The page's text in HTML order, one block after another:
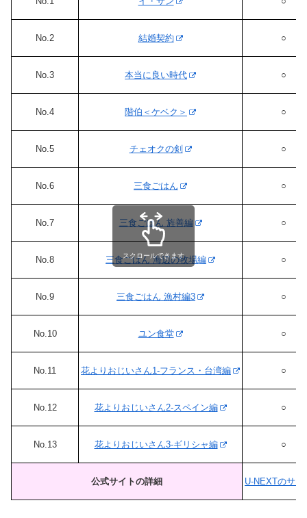
No.2 結婚契約 ○
No.3 本当に良い時代 ○
No.4 階伯＜ケベク＞ ○
No.5 チェオクの剣 ○
No.6 三食ごはん ○
No.7 三食ごはん 旌善編 ○
No.8 三食ごはん 海辺の牧場編 ○
No.9 三食ごはん 漁村編3 ○
No.10 ユン食堂 ○
No.11 花よりおじいさん1-フランス・台湾編 ○
No.12 花よりおじいさん2-スペイン編 ○
No.13 花よりおじいさん3-ギリシャ編 ○
公式サイトの詳細 U-NEXTのサイ
スクロールできます